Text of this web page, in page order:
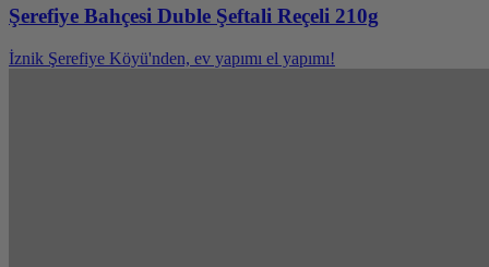
Şerefiye Bahçesi Duble Şeftali Reçeli 210g
İznik Şerefiye Köyü'nden, ev yapımı el yapımı!